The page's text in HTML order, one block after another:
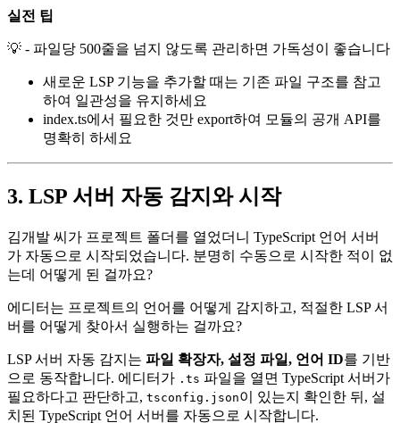
실전 팁
💡 - 파일당 500줄을 넘지 않도록 관리하면 가독성이 좋습니다
새로운 LSP 기능을 추가할 때는 기존 파일 구조를 참고
하여 일관성을 유지하세요
index.ts에서 필요한 것만 export하여 모듈의 공개 API를
명확히 하세요
3. LSP 서버 자동 감지와 시작
김개발 씨가 프로젝트 폴더를 열었더니 TypeScript 언어 서버
가 자동으로 시작되었습니다. 분명히 수동으로 시작한 적이 없
는데 어떻게 된 걸까요?
에디터는 프로젝트의 언어를 어떻게 감지하고, 적절한 LSP 서
버를 어떻게 찾아서 실행하는 걸까요?
LSP 서버 자동 감지는 파일 확장자, 설정 파일, 언어 ID를 기반
으로 동작합니다. 에디터가 .ts 파일을 열면 TypeScript 서버가
필요하다고 판단하고, tsconfig.json이 있는지 확인한 뒤, 설
치된 TypeScript 언어 서버를 자동으로 시작합니다.